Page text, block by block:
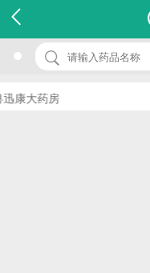
大药房
名 称：香砂六君丸
品 牌：(张恒春)